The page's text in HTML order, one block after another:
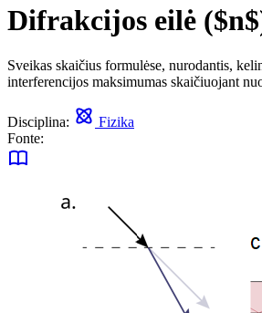
Difrakcijos eilė
Sveikas skaičius formulėse, nurodantis,
interferencijos maksimumas skaičiuojant
Disciplina:
Fizika
Fonte: